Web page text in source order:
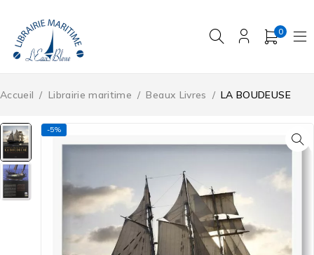
0
Accueil / Librairie maritime / Beaux Livres / LA BOUDEUSE
-5%